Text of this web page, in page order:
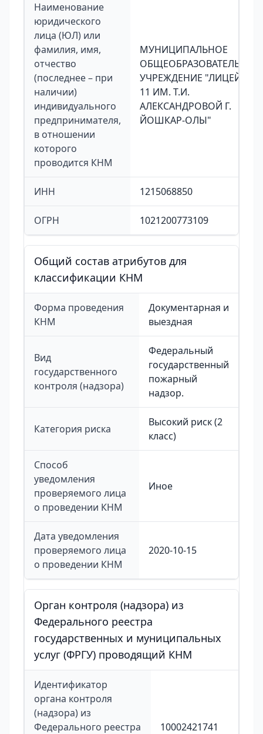
Наименование
юридического
лица (ЮЛ) или
фамилия, имя,
отчество
(последнее – при
наличии)
индивидуального
предпринимателя,
в отношении
которого
проводится КНМ
МУНИЦИПАЛЬНОЕ
ОБЩЕОБРАЗОВАТЕЛЬНОЕ
УЧРЕЖДЕНИЕ "ЛИЦЕЙ №
11 ИМ. Т.И.
АЛЕКСАНДРОВОЙ Г.
ЙОШКАР-ОЛЫ"
ИНН 1215068850
ОГРН 1021200773109
Общий состав атрибутов для
классификации КНМ
Форма проведения
КНМ
Документарная и
выездная
Вид
государственного
контроля (надзора)
Федеральный
государственный
пожарный
надзор.
Категория риска
Высокий риск (2
класс)
Способ
уведомления
проверяемого лица
о проведении КНМ
Иное
Дата уведомления
проверяемого лица
о проведении КНМ
2020-10-15
Орган контроля (надзора) из
Федерального реестра
государственных и муниципальных
услуг (ФРГУ) проводящий КНМ
Идентификатор
органа контроля
(надзора) из
Федерального реестра
10002421741